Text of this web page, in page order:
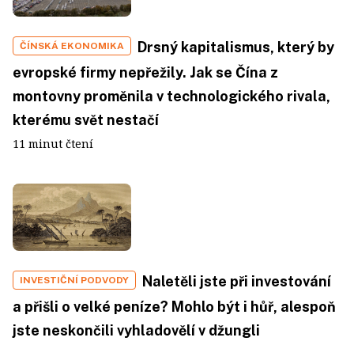
ČÍNSKÁ EKONOMIKA
Drsný kapitalismus, který by
evropské firmy nepřežily. Jak se Čína z
montovny proměnila v technologického rivala,
kterému svět nestačí
11 minut čtení
INVESTIČNÍ PODVODY
Naletěli jste při investování
a přišli o velké peníze? Mohlo být i hůř, alespoň
jste neskončili vyhladovělí v džungli